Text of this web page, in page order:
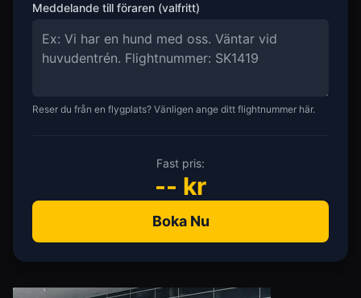
Meddelande till föraren (valfritt)
Reser du från en flygplats? Vänligen ange ditt flightnummer här.
Fast pris:
-- kr
Boka Nu